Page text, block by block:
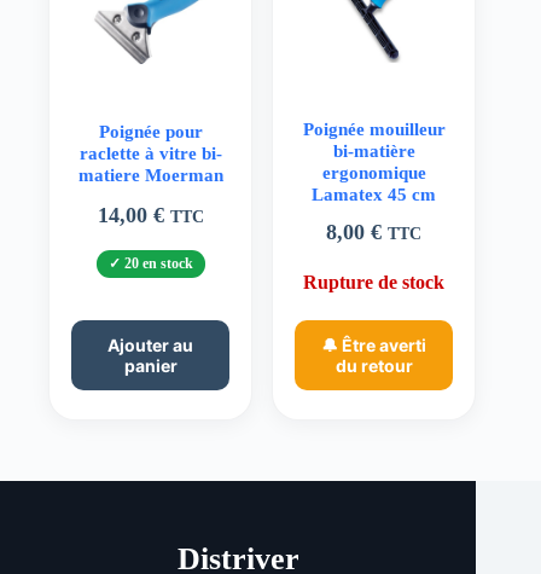
Poignée pour
raclette à vitre bi-
matiere Moerman
14,00 € TTC
20 en stock
Ajouter au
panier
Poignée mouilleur
bi-matière
ergonomique
Lamatex 45 cm
8,00€ TTC
Rupture de stock
🔔 Être averti
du retour
Distriver